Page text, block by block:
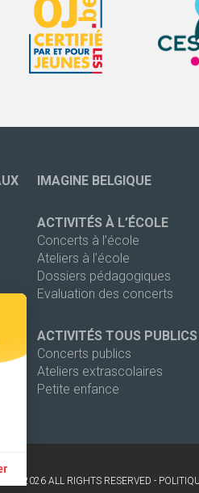
IMAGINE BELGIQUE
ACTIVITÉS À L’ÉCOLE
Concerts à l’école
Ateliers à l’école
Dossiers pédagogiques
Evaluation des concerts
ACTIVITÉS TOUS PUBLICS
Concerts publics
Ateliers extrascolaires
Petite enfance
2026 ALL RIGHTS RESERVED -